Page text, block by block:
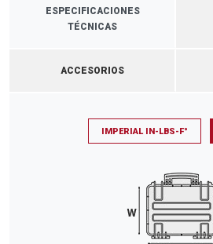
ESPECIFICACIONES
TÉCNICAS
ACCESORIOS
IMPERIAL IN-LBS-F°